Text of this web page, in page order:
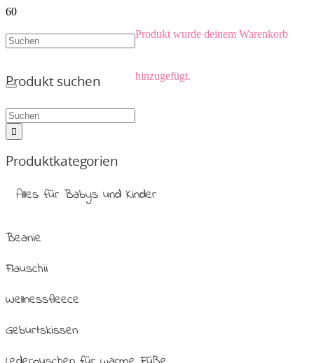
Produkt wurde deinem Warenkorb
hinzugefügt.
Produkt suchen
Produktkategorien
Alles für Babys und Kinder
Beanie
Flauschii
Wellnessfleece
Geburtskissen